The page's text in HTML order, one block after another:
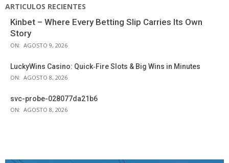
ARTICULOS RECIENTES
Kinbet – Where Every Betting Slip Carries Its Own
Story
ON: AGOSTO 9, 2026
LuckyWins Casino: Quick‑Fire Slots & Big Wins in Minutes
ON: AGOSTO 8, 2026
svc-probe-028077da21b6
ON: AGOSTO 8, 2026